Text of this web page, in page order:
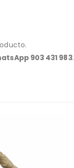
903 431 983.